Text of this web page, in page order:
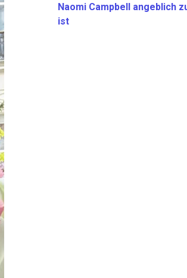
Naomi Campbell angeblich
ist